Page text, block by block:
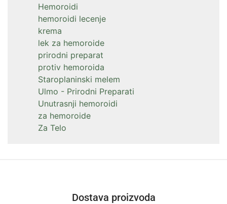
Hemoroidi
hemoroidi lecenje
krema
lek za hemoroide
prirodni preparat
protiv hemoroida
Staroplaninski melem
Ulmo - Prirodni Preparati
Unutrasnji hemoroidi
za hemoroide
Za Telo
Dostava proizvoda